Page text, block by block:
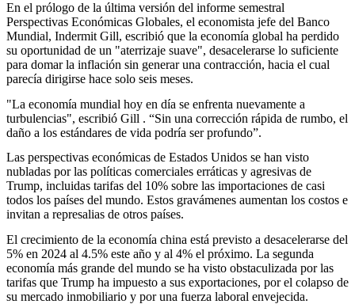
En el prólogo de la última versión del informe semestral
Perspectivas Económicas Globales, el economista jefe del Banco
Mundial, Indermit Gill, escribió que la economía global ha perdido
su oportunidad de un "aterrizaje suave", desacelerarse lo suficiente
para domar la inflación sin generar una contracción, hacia el cual
parecía dirigirse hace solo seis meses.
"La economía mundial hoy en día se enfrenta nuevamente a
turbulencias", escribió Gill . “Sin una corrección rápida de rumbo, el
daño a los estándares de vida podría ser profundo”.
Las perspectivas económicas de Estados Unidos se han visto
nubladas por las políticas comerciales erráticas y agresivas de
Trump, incluidas tarifas del 10% sobre las importaciones de casi
todos los países del mundo. Estos gravámenes aumentan los costos e
invitan a represalias de otros países.
El crecimiento de la economía china está previsto a desacelerarse del
5% en 2024 al 4.5% este año y al 4% el próximo. La segunda
economía más grande del mundo se ha visto obstaculizada por las
tarifas que Trump ha impuesto a sus exportaciones, por el colapso de
su mercado inmobiliario y por una fuerza laboral envejecida.